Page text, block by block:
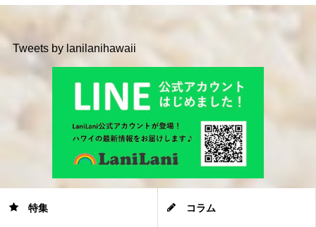
Tweets by lanilanihawaii
特集 コラム